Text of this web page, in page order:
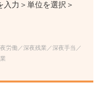
力＞単位を選択＞
労働／深夜残業／深夜手当／